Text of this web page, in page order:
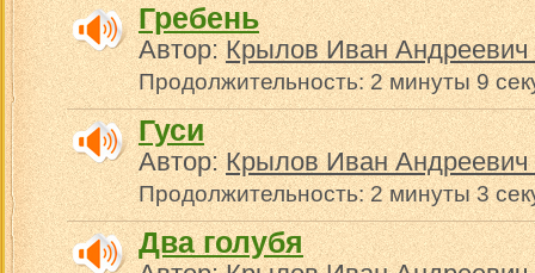
Гребень
Автор:Крылов Иван Андреевич
Продолжительность: 2 минуты 9
Гуси
Автор:Крылов Иван Андреевич
Продолжительность: 2 минуты 3
Два голубя